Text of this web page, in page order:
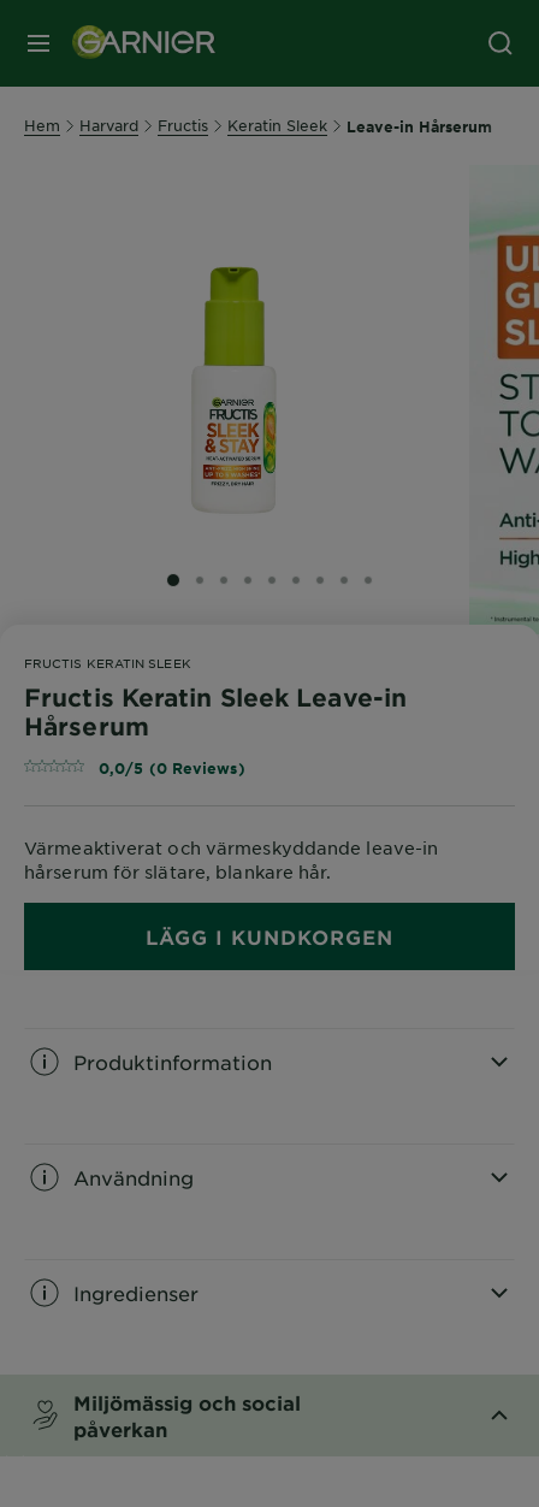
MENY
Hem Harvard Fructis Keratin Sleek Leave-in Hårserum
SLIDE 1
SLIDE 2
SLIDE 3
SLIDE 4
SLIDE 5
SLIDE 6
SLIDE 7
SLIDE 8
SLIDE 9
FRUCTIS KERATIN SLEEK
Fructis Keratin Sleek Leave-in
Hårserum
0,0/5 (0 Reviews)
Värmeaktiverat och värmeskyddande leave-in
hårserum för slätare, blankare hår.
LÄGG I KUNDKORGEN
Produktinformation
Användning
Ingredienser
Miljömässig och social
påverkan